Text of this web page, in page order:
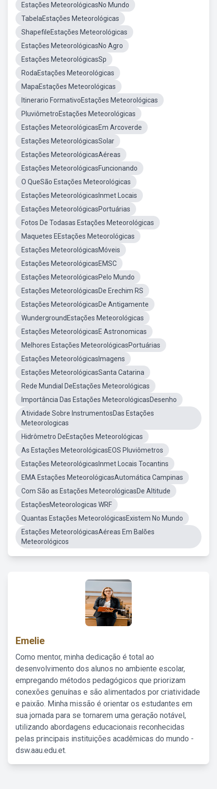
Estações MeteorológicasNo Mundo
TabelaEstações Meteorológicas
ShapefileEstações Meteorológicas
Estações MeteorológicasNo Agro
Estações MeteorológicasSp
RodaEstações Meteorológicas
MapaEstações Meteorológicas
Itinerario FormativoEstações Meteorológicas
PluviômetroEstações Meteorológicas
Estações MeteorológicasEm Arcoverde
Estações MeteorológicasSolar
Estações MeteorológicasAéreas
Estações MeteorológicasFuncionando
O QueSão Estações Meteorológicas
Estações MeteorológicasInmet Locais
Estações MeteorológicasPortuárias
Fotos De Todasas Estações Meteorológicas
Maquetes EEstações Meteorológicas
Estações MeteorológicasMóveis
Estações MeteorológicasEMSC
Estações MeteorológicasPelo Mundo
Estações MeteorológicasDe Erechim RS
Estações MeteorológicasDe Antigamente
WundergroundEstações Meteorológicas
Estações MeteorológicasE Astronomicas
Melhores Estações MeteorológicasPortuárias
Estações MeteorológicasImagens
Estações MeteorológicasSanta Catarina
Rede Mundial DeEstações Meteorológicas
Importância Das Estações MeteorológicasDesenho
Atividade Sobre InstrumentosDas Estações
Meteorologicas
Hidrômetro DeEstações Meteorológicas
As Estações MeteorológicasEOS Pluviômetros
Estações MeteorológicasInmet Locais Tocantins
EMA Estações MeteorológicasAutomática Campinas
Com São as Estações MeteorológicasDe Altitude
EstaçõesMeteorologicas WRF
Quantas Estações MeteorológicasExistem No Mundo
Estações MeteorológicasAéreas Em Balões
Meteorológicos
Emelie
Como mentor, minha dedicação é total ao
desenvolvimento dos alunos no ambiente escolar,
empregando métodos pedagógicos que priorizam
conexões genuínas e são alimentados por criatividade
e paixão. Minha missão é orientar os estudantes em
sua jornada para se tornarem uma geração notável,
utilizando abordagens educacionais reconhecidas
pelas principais instituições acadêmicas do mundo -
dsw.aau.edu.et.